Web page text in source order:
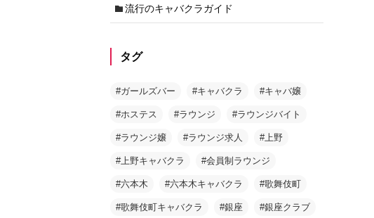
流行のキャバクラガイド
タグ
#ガールズバー #キャバクラ #キャバ嬢
#ホステス #ラウンジ #ラウンジバイト
#ラウンジ嬢 #ラウンジ求人 #上野
#上野キャバクラ #会員制ラウンジ
#六本木 #六本木キャバクラ #歌舞伎町
#歌舞伎町キャバクラ #銀座 #銀座クラブ